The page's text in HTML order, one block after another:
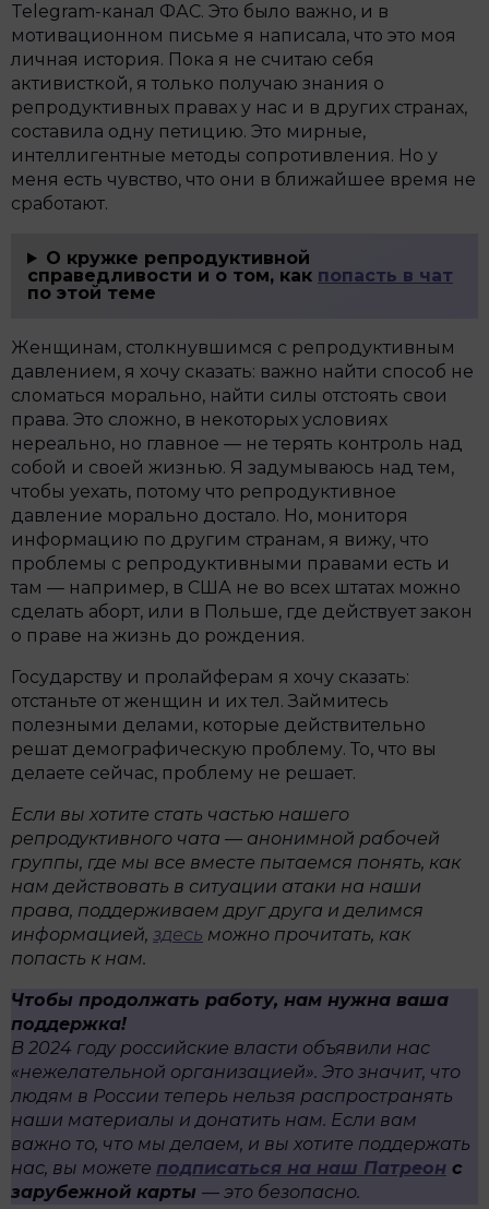
Telegram-канал ФАС. Это было важно, и в
мотивационном письме я написала, что это моя
личная история. Пока я не считаю себя
активисткой, я только получаю знания о
репродуктивных правах у нас и в других странах,
составила одну петицию. Это мирные,
интеллигентные методы сопротивления. Но у
меня есть чувство, что они в ближайшее время не
сработают.
О кружке репродуктивной
справедливости и о том, как попасть в чат
по этой теме
Женщинам, столкнувшимся с репродуктивным
давлением, я хочу сказать: важно найти способ не
сломаться морально, найти силы отстоять свои
права. Это сложно, в некоторых условиях
нереально, но главное — не терять контроль над
собой и своей жизнью. Я задумываюсь над тем,
чтобы уехать, потому что репродуктивное
давление морально достало. Но, мониторя
информацию по другим странам, я вижу, что
проблемы с репродуктивными правами есть и
там — например, в США не во всех штатах можно
сделать аборт, или в Польше, где действует закон
о праве на жизнь до рождения.
Государству и пролайферам я хочу сказать:
отстаньте от женщин и их тел. Займитесь
полезными делами, которые действительно
решат демографическую проблему. То, что вы
делаете сейчас, проблему не решает.
Если вы хотите стать частью нашего
репродуктивного чата — анонимной рабочей
группы, где мы все вместе пытаемся понять, как
нам действовать в ситуации атаки на наши
права, поддерживаем друг друга и делимся
информацией, здесь можно прочитать, как
попасть к нам.
Чтобы продолжать работу, нам нужна ваша
поддержка!
В 2024 году российские власти объявили нас
«нежелательной организацией». Это значит, что
людям в России теперь нельзя распространять
наши материалы и донатить нам. Если вам
важно то, что мы делаем, и вы хотите поддержать
нас, вы можете подписаться на наш Патреон с
зарубежной карты — это безопасно.